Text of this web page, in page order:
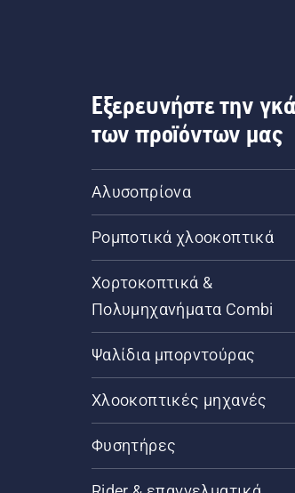
Εξερευνήστε την
των προϊόντων μας
Αλυσοπρίονα
Ρομποτικά χλοοκοπτικά
Χορτοκοπτικά &
Πολυμηχανήματα Combi
Ψαλίδια μπορντούρας
Χλοοκοπτικές μηχανές
Φυσητήρες